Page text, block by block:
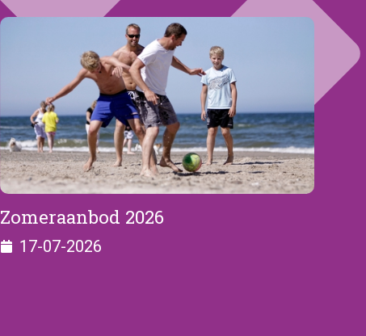
Zomeraanbod 2026
17-07-2026